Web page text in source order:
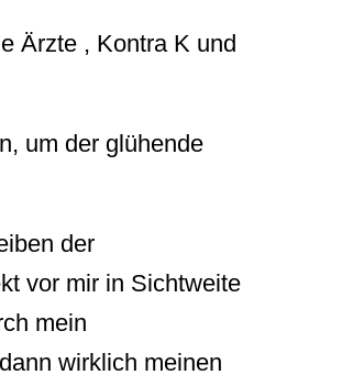
Ärzte , Kontra K und
um der glühende
der
vor mir in Sichtweite
mein
wirklich meinen